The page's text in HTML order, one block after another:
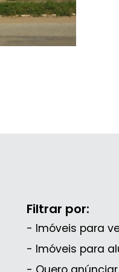
Filtrar por:
- Imóveis para
- Imóveis para